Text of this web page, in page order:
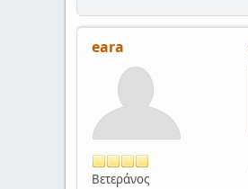
eara
Βετεράνος